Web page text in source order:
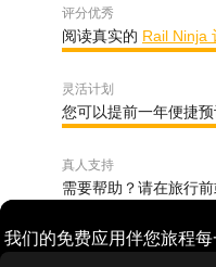
评分优秀
阅读真实的 Rail Ninja
灵活计划
您可以提前一年便捷预
真人支持
需要帮助？请在旅行
我们的免费应用伴您旅程